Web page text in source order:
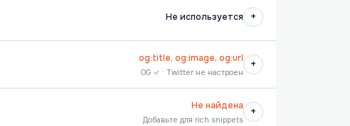
Не используется +
og:title, og:image, og:url
OG ✓ · Twitter не настроен
+
Не найдена
Добавьте для rich snippets
+